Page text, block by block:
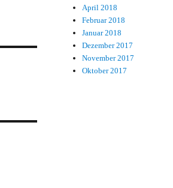
April 2018
Februar 2018
Januar 2018
Dezember 2017
November 2017
Oktober 2017